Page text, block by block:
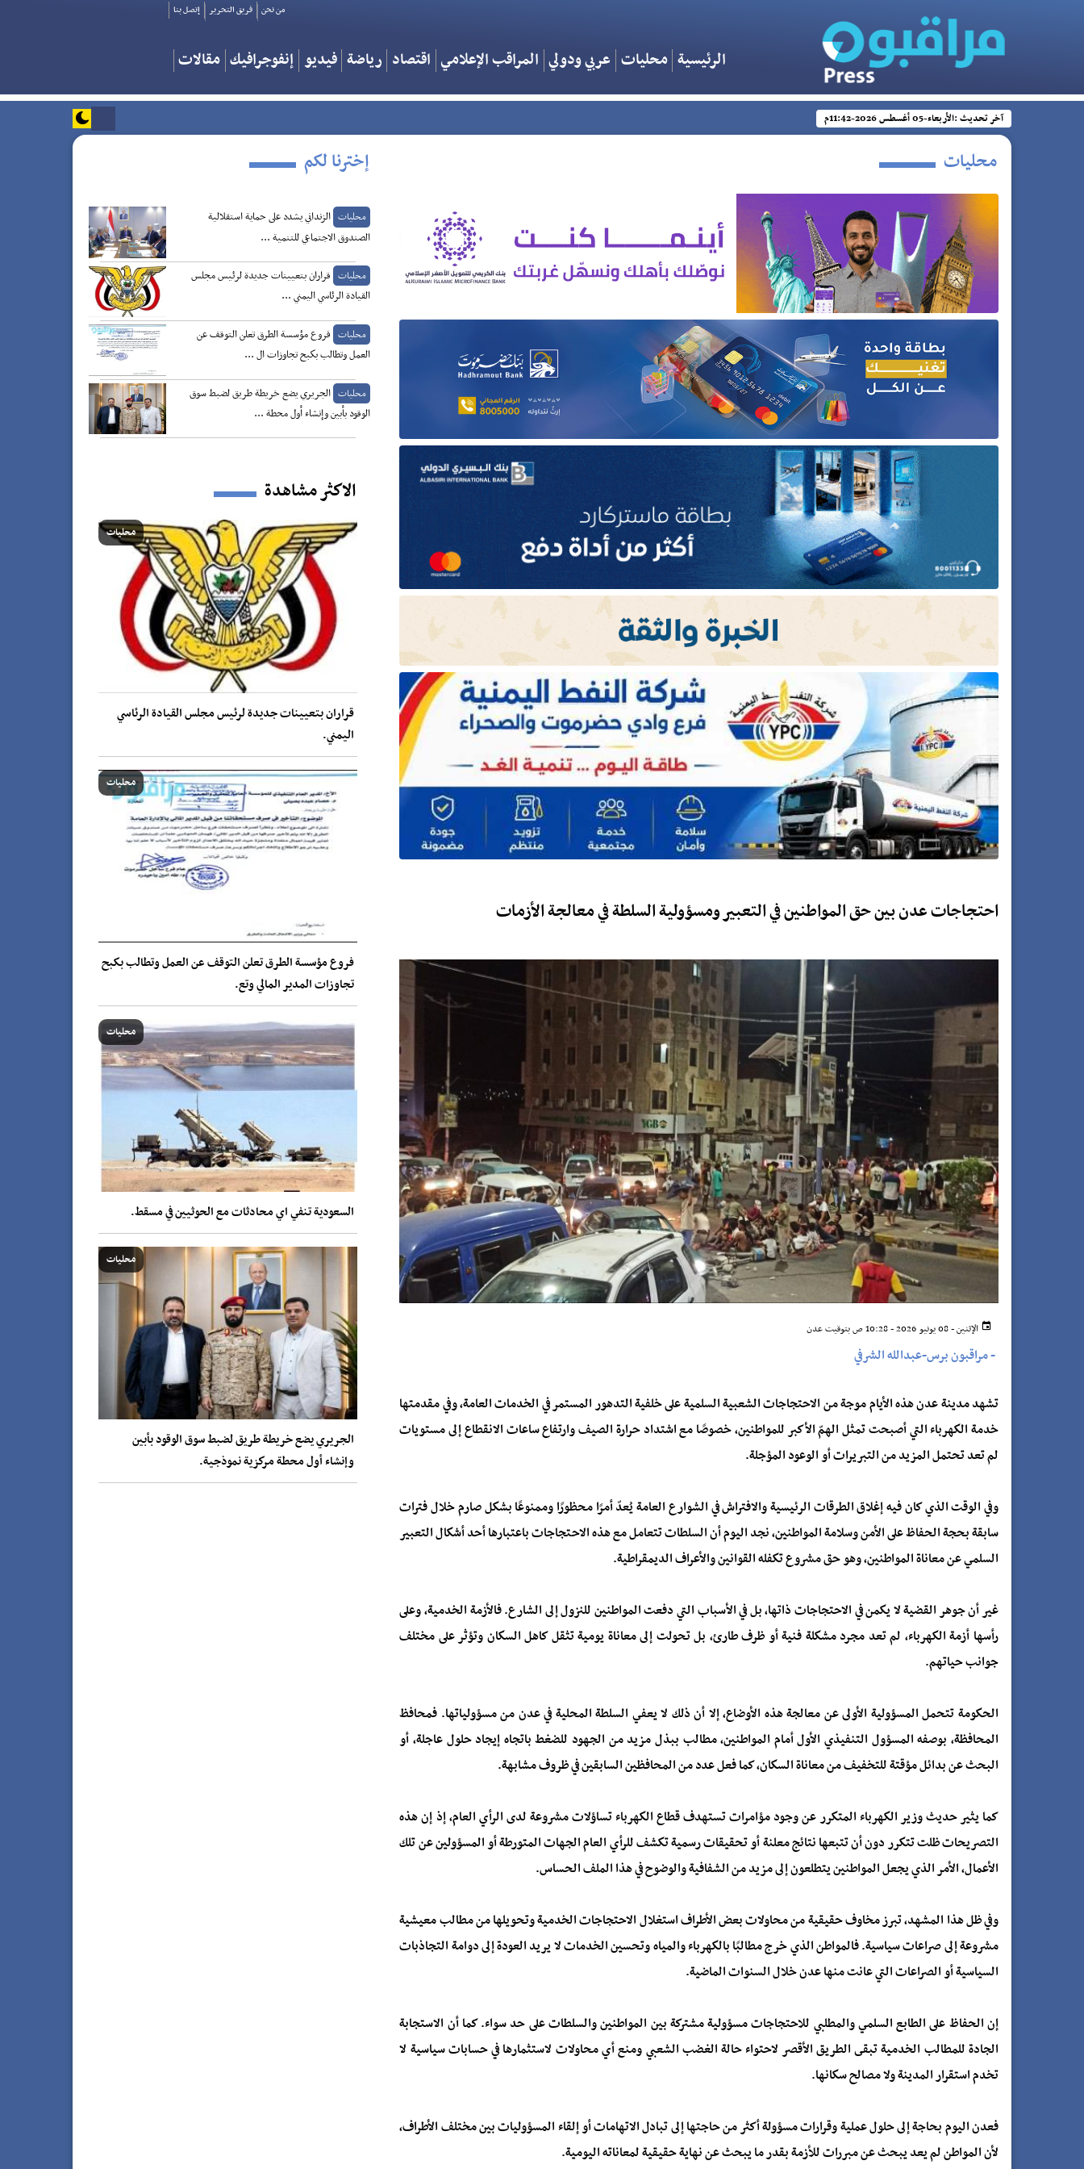
من نحن فريق التحرير إتصل بنا
الرئيسية محليات عربي ودولي المراقب الإعلامي اقتصاد رياضة فيديو إنفوجرافيك مقالات
آخر تحديث :الأربعاء-05 أغسطس 2026-11:42م
محليات
احتجاجات عدن بين حق المواطنين في التعبير ومسؤولية السلطة في معالجة الأزمات
الإثنين - 08 يونيو 2026 - 10:28 ص بتوقيت عدن
-مراقبون برس-عبدالله الشرفي
تشهد مدينة عدن هذه الأيام موجة من الاحتجاجات الشعبية السلمية على خلفية التدهور المستمر في الخدمات العامة، وفي مقدمتها
خدمة الكهرباء التي أصبحت تمثل الهمّ الأكبر للمواطنين، خصوصًا مع اشتداد حرارة الصيف وارتفاع ساعات الانقطاع إلى مستويات
لم تعد تحتمل المزيد من التبريرات أو الوعود المؤجلة.
وفي الوقت الذي كان فيه إغلاق الطرقات الرئيسية والافتراش في الشوارع العامة يُعدّ أمرًا محظورًا وممنوعًا بشكل صارم خلال فترات
سابقة بحجة الحفاظ على الأمن وسلامة المواطنين، نجد اليوم أن السلطات تتعامل مع هذه الاحتجاجات باعتبارها أحد أشكال التعبير
السلمي عن معاناة المواطنين، وهو حق مشروع تكفله القوانين والأعراف الديمقراطية.
غير أن جوهر القضية لا يكمن في الاحتجاجات ذاتها، بل في الأسباب التي دفعت المواطنين للنزول إلى الشارع. فالأزمة الخدمية، وعلى
رأسها أزمة الكهرباء، لم تعد مجرد مشكلة فنية أو ظرف طارئ، بل تحولت إلى معاناة يومية تثقل كاهل السكان وتؤثر على مختلف
جوانب حياتهم.
الحكومة تتحمل المسؤولية الأولى عن معالجة هذه الأوضاع، إلا أن ذلك لا يعفي السلطة المحلية في عدن من مسؤولياتها. فمحافظ
المحافظة، بوصفه المسؤول التنفيذي الأول أمام المواطنين، مطالب ببذل مزيد من الجهود للضغط باتجاه إيجاد حلول عاجلة، أو
البحث عن بدائل مؤقتة للتخفيف من معاناة السكان، كما فعل عدد من المحافظين السابقين في ظروف مشابهة.
كما يثير حديث وزير الكهرباء المتكرر عن وجود مؤامرات تستهدف قطاع الكهرباء تساؤلات مشروعة لدى الرأي العام، إذ إن هذه
التصريحات ظلت تتكرر دون أن تتبعها نتائج معلنة أو تحقيقات رسمية تكشف للرأي العام الجهات المتورطة أو المسؤولين عن تلك
الأعمال، الأمر الذي يجعل المواطنين يتطلعون إلى مزيد من الشفافية والوضوح في هذا الملف الحساس.
وفي ظل هذا المشهد، تبرز مخاوف حقيقية من محاولات بعض الأطراف استغلال الاحتجاجات الخدمية وتحويلها من مطالب معيشية
مشروعة إلى صراعات سياسية. فالمواطن الذي خرج مطالبًا بالكهرباء والمياه وتحسين الخدمات لا يريد العودة إلى دوامة التجاذبات
السياسية أو الصراعات التي عانت منها عدن خلال السنوات الماضية.
إن الحفاظ على الطابع السلمي والمطلبي للاحتجاجات مسؤولية مشتركة بين المواطنين والسلطات على حد سواء. كما أن الاستجابة
الجادة للمطالب الخدمية تبقى الطريق الأقصر لاحتواء حالة الغضب الشعبي ومنع أي محاولات لاستثمارها في حسابات سياسية لا
تخدم استقرار المدينة ولا مصالح سكانها.
فعدن اليوم بحاجة إلى حلول عملية وقرارات مسؤولة أكثر من حاجتها إلى تبادل الاتهامات أو إلقاء المسؤوليات بين مختلف الأطراف،
لأن المواطن لم يعد يبحث عن مبررات للأزمة بقدر ما يبحث عن نهاية حقيقية لمعاناته اليومية.
إخترنا لكم
محليات الزنداني يشدد على حماية استقلالية
الصندوق الاجتماعي للتنمية ...
محليات قراران بتعيينات جديدة لرئيس مجلس
القيادة الرئاسي اليمني ...
محليات فروع مؤسسة الطرق تعلن التوقف عن
العمل وتطالب بكبح تجاوزات ال ...
محليات الجريري يضع خريطة طريق لضبط سوق
الوقود بأبين وإنشاء أول محطة ...
الاكثر مشاهدة
محليات
قراران بتعيينات جديدة لرئيس مجلس القيادة الرئاسي
اليمني.
محليات
فروع مؤسسة الطرق تعلن التوقف عن العمل وتطالب بكبح
تجاوزات المدير المالي وتع.
محليات
السعودية تنفي اي محادثات مع الحوثيين في مسقط.
محليات
الجريري يضع خريطة طريق لضبط سوق الوقود بأبين
وإنشاء أول محطة مركزية نموذجية.